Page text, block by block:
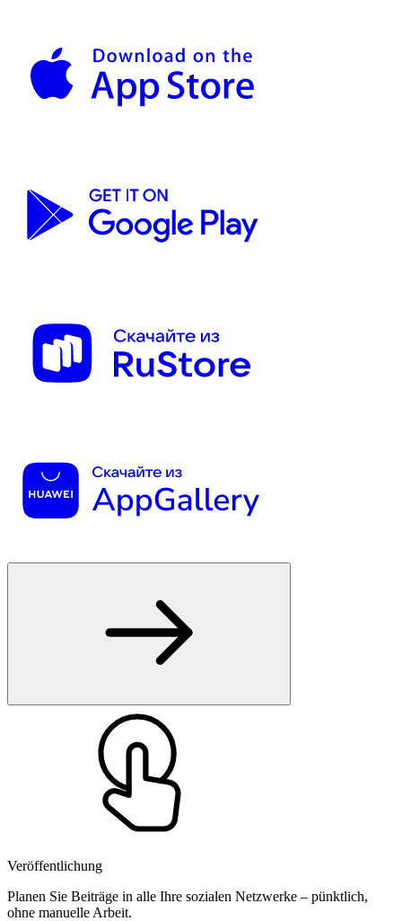
Veröffentlichung
Planen Sie Beiträge in alle Ihre sozialen Netzwerke – pünktlich,
ohne manuelle Arbeit.